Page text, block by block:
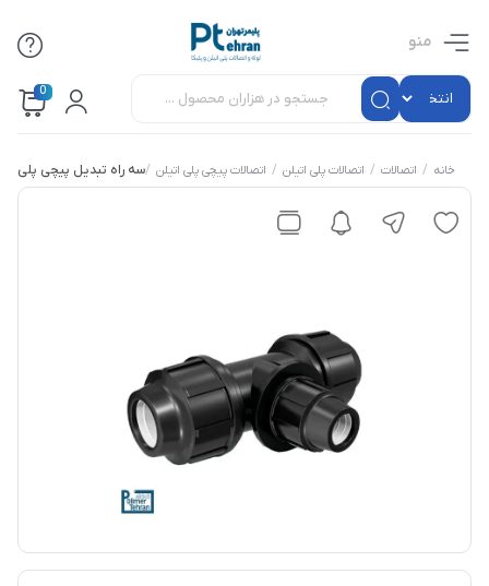
منو
0
خانه / اتصالات / اتصالات پلی اتیلن / اتصالات پیچی پلی اتیلن /سه راه تبدیل پیچی پلی